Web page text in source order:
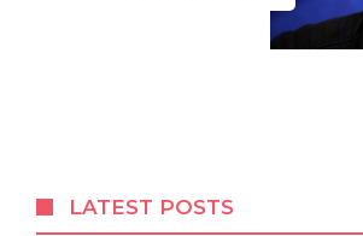
LATEST POSTS